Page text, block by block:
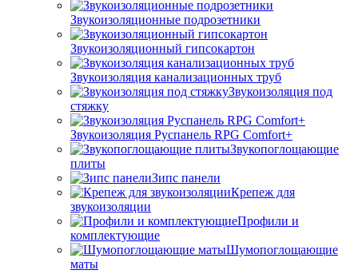
Звукоизоляционные подрозетники
Звукоизоляционный гипсокартон
Звукоизоляция канализационных труб
Звукоизоляция под
стяжку
Звукоизоляция Руспанель RPG Comfort+
Звукопоглощающие
плиты
Зипс панели
Крепеж для
звукоизоляции
Профили и
комплектующие
Шумопоглощающие
маты